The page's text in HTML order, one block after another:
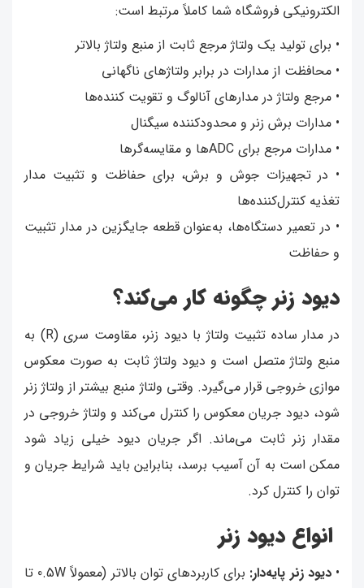
الکترونیکی فروشگاه شما کاملاً مرتبط است:
• برای تولید یک ولتاژ مرجع ثابت از منبع ولتاژ بالاتر
• محافظت از مدارات در برابر ولتاژهای ناگهانی
• مرجع ولتاژ در مدارهای آنالوگ و تقویت کننده‌ها
• مدارات برش زنر و محدودکننده سیگنال
• مدارات مرجع برای ADCها و مقایسه‌گرها
• در تجهیزات جوش و برش، برای حفاظت و تثبیت مدار
تغذیه کنترل‌کننده‌ها
• در تعمیر دستگاه‌ها، به‌عنوان قطعه جایگزین در مدار تثبیت
و حفاظت
دیود زنر چگونه کار می‌کند؟
در مدار ساده تثبیت ولتاژ با دیود زنر، مقاومت سری (R) به
منبع ولتاژ متصل است و دیود ولتاژ ثابت به صورت معکوس
موازی خروجی قرار می‌گیرد. وقتی ولتاژ منبع بیشتر از ولتاژ زنر
شود، دیود جریان معکوس را کنترل می‌کند و ولتاژ خروجی در
مقدار زنر ثابت می‌ماند. اگر جریان دیود خیلی زیاد شود
ممکن است به آن آسیب برسد، بنابراین باید شرایط جریان و
توان را کنترل کرد.
انواع دیود زنر
•دیود زنر پایه‌دار:
برای کاربردهای توان بالاتر (معمولاً 0.5W تا